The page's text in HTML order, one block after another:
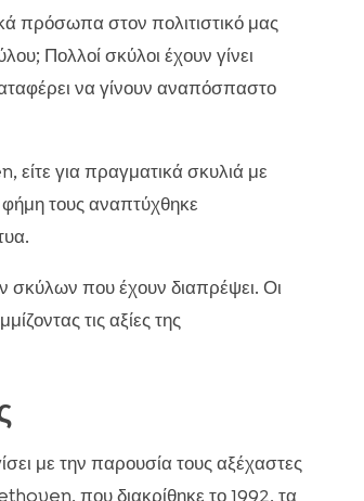
πρόσωπα στον πολιτιστικό μας
Πολλοί σκύλοι έχουν γίνει
να γίνουν αναπόσπαστο
είτε για πραγματικά σκυλιά με
τους αναπτύχθηκε
σκύλων που έχουν διαπρέψει. Οι
τις αξίες της
με την παρουσία τους αξέχαστες
που διακρίθηκε το 1992, τα